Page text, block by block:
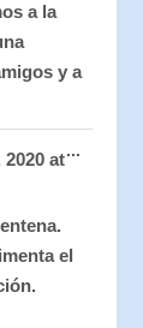
a la
y a
2020 at
el
...this